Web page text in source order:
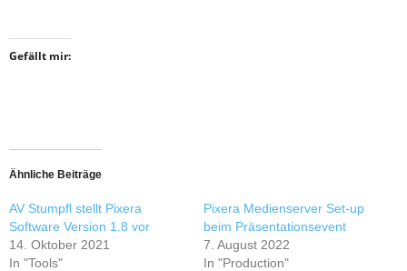
Gefällt mir:
Ähnliche Beiträge
AV Stumpfl stellt Pixera
Software Version 1.8 vor
14. Oktober 2021
In "Tools"
Pixera Medienserver Set-up
beim Präsentationsevent
7. August 2022
In "Production"